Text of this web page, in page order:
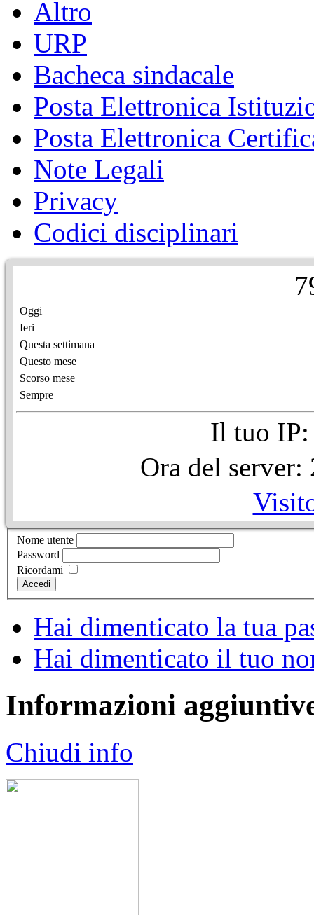
Altro
URP
Bacheca sindacale
Posta Elettronica
Posta Elettronica
Note Legali
Privacy
Codici disciplinari
7
Oggi
Ieri
Questa settimana
Questo mese
Scorso mese
Sempre
Il tuo IP:
Ora del
Nome utente
Password
Ricordami
Accedi
Hai dimenticato la tua
Hai dimenticato il tuo
Informazioni
Chiudi info